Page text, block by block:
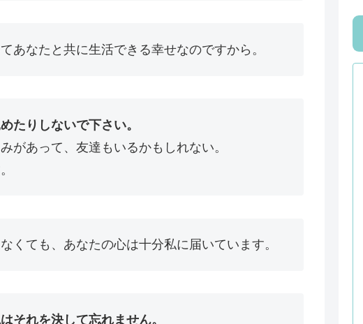
あなたと共に生活できる幸せなのですから。
たりしないで下さい。
あって、友達もいるかもしれない。
くても、あなたの心は十分私に届いています。
それを決して忘れません。